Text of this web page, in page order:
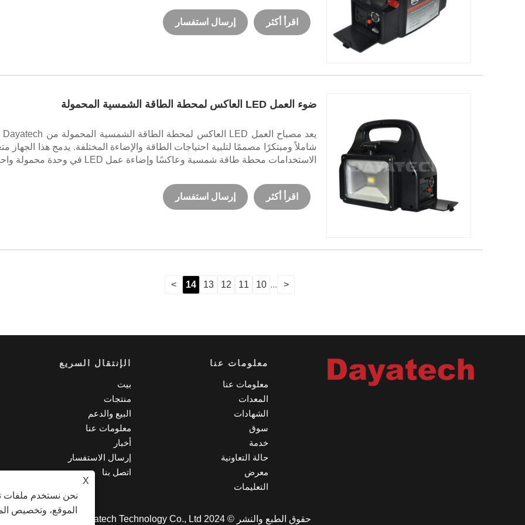
اقرأ أكثر إرسال استفسار
ضوء العمل LED العاكس لمحطة الطاقة الشمسية المحمولة
شاملاً ومبتكرًا مصممًا لتلبية احتياجات الطاقة والإضاءة المختلفة. يدمج هذا الجهاز
الاستخدامات محطة طاقة شمسية وعاكسًا وإضاءة عمل LED في وحدة محمولة واحدة.
اقرأ أكثر إرسال استفسار
<
...
10
11
12
13
14
>
X
نحن نستخدم ملفات
الموقع، وتخصيص
معلومات عنا
معلومات عنا
المعدات
الشهادات
سوق
خدمة
حالة التعاونية
معرض
التعليمات
الإنتقال السريع
بيت
منتجات
البيع والدعم
معلومات عنا
أخبار
إرسال الاستفسار
اتصل بنا
حقوق الطبع والنشر © 2024 Ningbo Dayatech Technology Co., Ltd. جميع الحقوق محفوظة.